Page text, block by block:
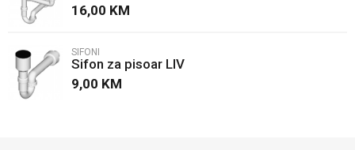
16,00 KM
SIFONI
Sifon za pisoar LIV
9,00 KM